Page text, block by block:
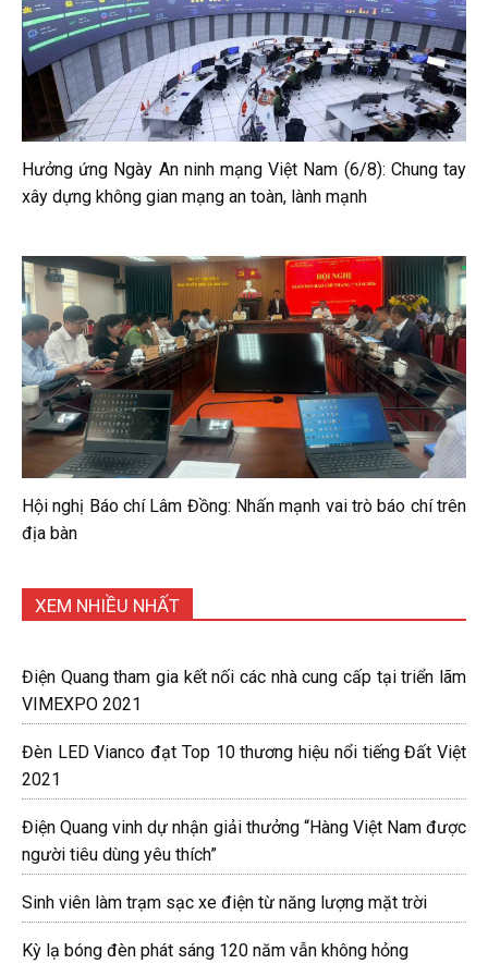
Hưởng ứng Ngày An ninh mạng Việt Nam (6/8): Chung tay
xây dựng không gian mạng an toàn, lành mạnh
Hội nghị Báo chí Lâm Đồng: Nhấn mạnh vai trò báo chí trên
địa bàn
XEM NHIỀU NHẤT
Điện Quang tham gia kết nối các nhà cung cấp tại triển lãm
VIMEXPO 2021
Đèn LED Vianco đạt Top 10 thương hiệu nổi tiếng Đất Việt
2021
Điện Quang vinh dự nhận giải thưởng “Hàng Việt Nam được
người tiêu dùng yêu thích”
Sinh viên làm trạm sạc xe điện từ năng lượng mặt trời
Kỳ lạ bóng đèn phát sáng 120 năm vẫn không hỏng